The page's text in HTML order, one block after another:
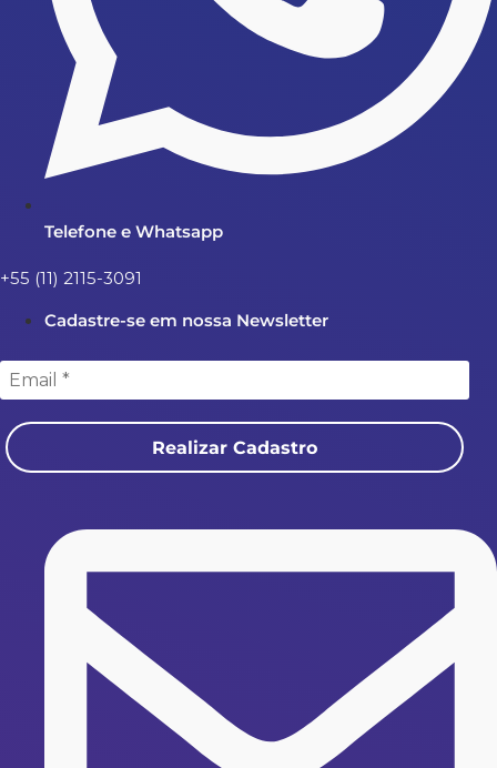
Telefone e Whatsapp
+55 (11) 2115-3091
Cadastre-se em nossa Newsletter
Realizar Cadastro